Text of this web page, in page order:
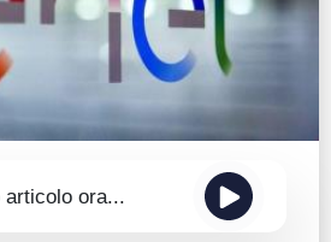
ora...